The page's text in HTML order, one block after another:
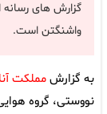
گزارش های رسانه
واشنگتن است.
به گزارشمملکت